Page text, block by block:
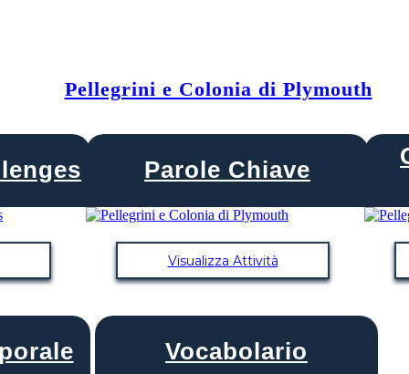
Pellegrini e Colonia di Plymouth
Parole Chiave
Visualizza Attività
Vocabolario